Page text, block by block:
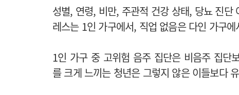
성별, 연령, 비만, 주관적 건강 상태, 당뇨 진
레스는 1인 가구에서, 직업 없음은 다인 가구
1인 가구 중 고위험 음주 집단은 비음주 집단
를 크게 느끼는 청년은 그렇지 않은 이들보다